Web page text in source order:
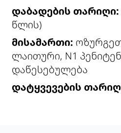
დაბადების თარიღი:
წლის)
მისამართი:
ლაითური, N1
დაწესებულება
დატყვევების